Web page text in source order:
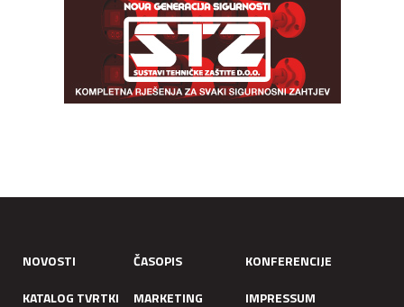
NOVOSTI ČASOPIS
KONFERENCIJE
KATALOG TVRTKI
MARKETING IMPRESSUM